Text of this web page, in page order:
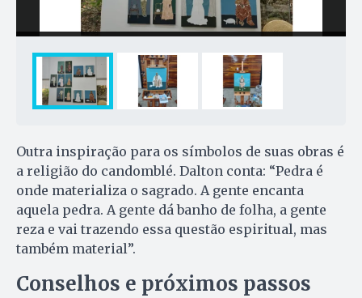
Outra inspiração para os símbolos de suas obras é
a religião do candomblé. Dalton conta: “Pedra é
onde materializa o sagrado. A gente encanta
aquela pedra. A gente dá banho de folha, a gente
reza e vai trazendo essa questão espiritual, mas
também material”.
Conselhos e próximos passos